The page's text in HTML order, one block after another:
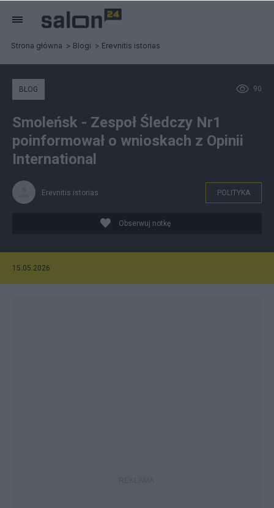
Strona główna Blogi Erevnitis istorias
90
BLOG
Smoleńsk - Zespoł Śledczy Nr1
poinformował o wnioskach z Opinii
International
Erevnitis istorias POLITYKA
Obserwuj notkę
15.05.2026